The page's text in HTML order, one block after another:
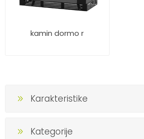
kamin dormo r
Karakteristike
Kategorije